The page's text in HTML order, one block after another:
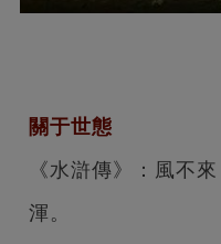
關于世態
《水滸傳》：風不
渾。